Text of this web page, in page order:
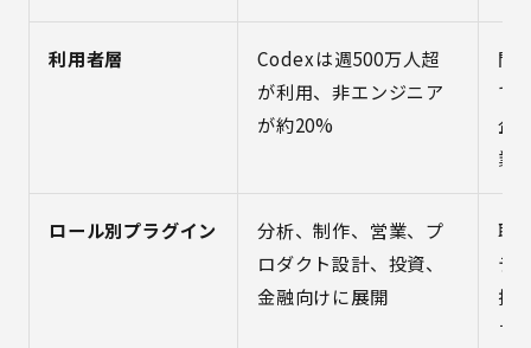
利用者層
Codexは週500万人超
が利用、非エンジニア
が約20%
開
で
企
業
ロール別プラグイン
分析、制作、営業、プ
ロダクト設計、投資、
金融向けに展開
職
テ
携
す